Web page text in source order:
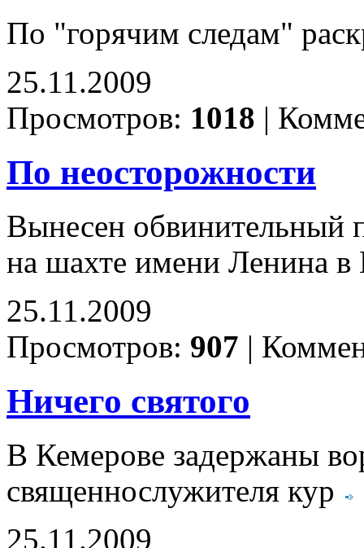
По "горячим следам"
25.11.2009
Просмотров: 1018 |
По неосторожности
Вынесен обвинительный
на шахте имени Ленина
25.11.2009
Просмотров: 907 |
Ничего святого
В Кемерове задержаны
священнослужителя кур
25.11.2009